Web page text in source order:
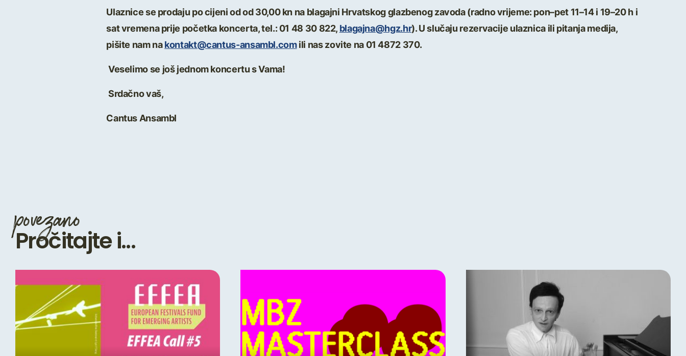
Ulaznice se prodaju po cijeni od od 30,00 kn na blagajni Hrvatskog glazbenog zavoda (radno vrijeme: pon–pet 11–14 i 19–20 h i
sat vremena prije početka koncerta, tel.: 01 48 30 822,blagajna@hgz.hr). U slučaju rezervacije ulaznica ili pitanja medija,
pišite nam nakontakt@cantus-ansambl.comili nas zovite na 01 4872 370.
Veselimo se još jednom koncertu s Vama!
Srdačno vaš,
Cantus Ansambl
povezano
Pročitajte i...